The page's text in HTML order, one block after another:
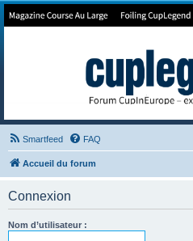
Forum de Cup In Europe
Smartfeed FAQ
Accueil du forum
Connexion
Nom d’utilisateur :